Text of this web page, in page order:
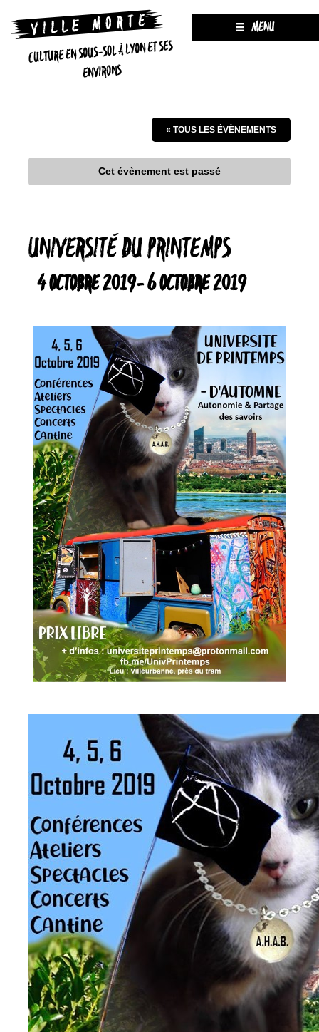
CULTURE EN SOUS-SOL À LYON ET SES
ENVIRONS
MENU
« TOUS LES ÉVÈNEMENTS
Cet évènement est passé
UNIVERSITÉ DU PRINTEMPS
4 OCTOBRE 2019-6 OCTOBRE 2019